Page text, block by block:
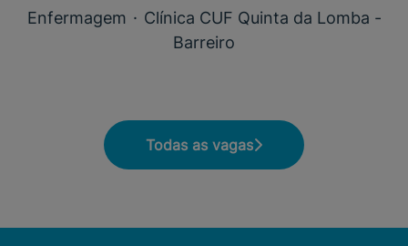
Enfermagem · Clínica CUF Quinta da Lomba -
Barreiro
Todas as vagas